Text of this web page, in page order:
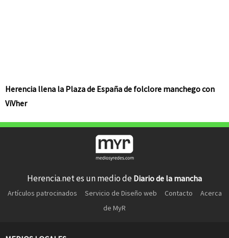
Herencia llena la Plaza de España de folclore manchego con
ViVher
Herencia.net es un medio de Diario de la mancha
Artículos patrocinados Servicio de Diseño web Contacto
Acerca
de MyR